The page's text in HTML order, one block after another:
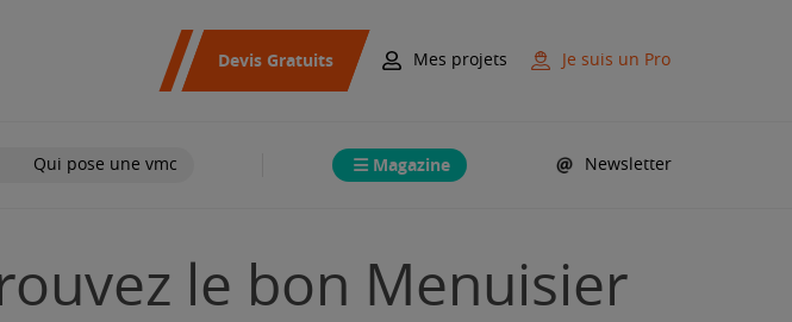
Devis Gratuits Mes projets Je suis un Pro
Qui pose une vmc Magazine Newsletter
le bon Menuisier